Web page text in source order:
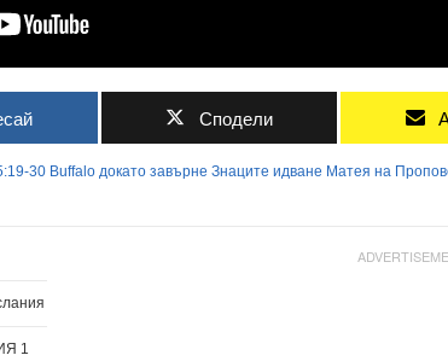
Сподели
30 Buffalo докато завърне Знаците идване Матея на
1